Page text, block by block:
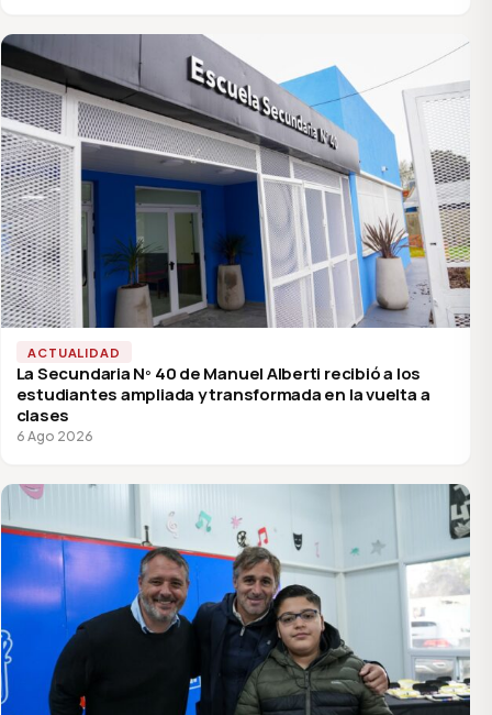
ACTUALIDAD
La Secundaria Nº 40 de Manuel Alberti recibió a los
estudiantes ampliada y transformada en la vuelta a
clases
6 Ago 2026